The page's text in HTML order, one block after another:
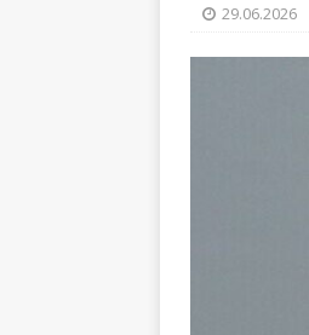
29.06.2026